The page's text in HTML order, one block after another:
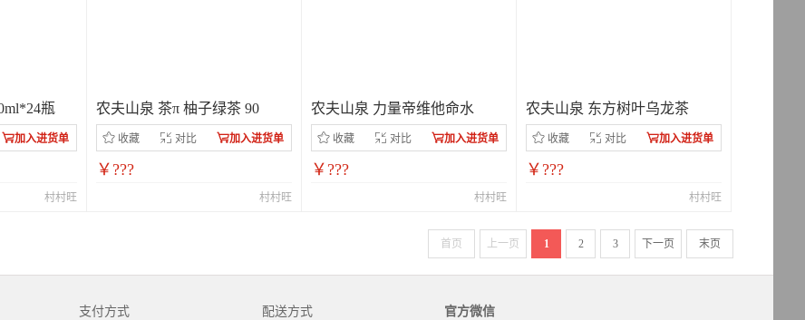
瓶
加入进货单
村村旺
农夫山泉 茶π 柚子绿茶 90
收藏 对比 加入进货单
￥???
村村旺
农夫山泉 力量帝维他命水
收藏 对比 加入进货单
￥???
村村旺
农夫山泉 东方树叶乌龙茶
收藏 对比 加入进货单
￥???
村村旺
首页 上一页 1 2 3 下一页 末页
支付方式 配送方式 官方微信